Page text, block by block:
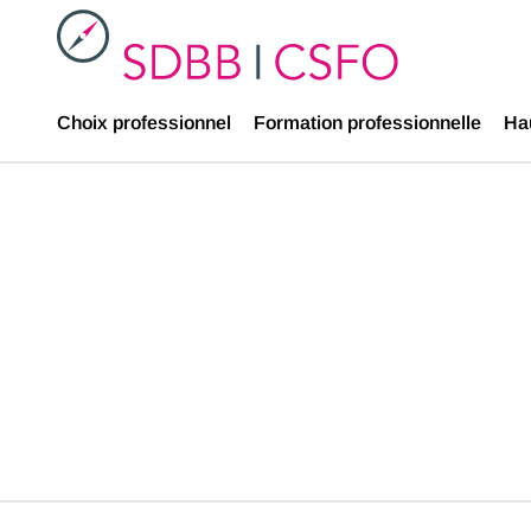
SDBB
Choix professionnel Formation professionnelle